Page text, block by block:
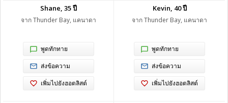
Shane, 35 ปี
จาก Thunder Bay, แคนาดา
พูดทักทาย
ส่งข้อความ
เพิ่มไปยังฮอตลิสต์
Kevin, 40 ปี
จาก Thunder Bay, แคนาดา
พูดทักทาย
ส่งข้อความ
เพิ่มไปยังฮอตลิสต์